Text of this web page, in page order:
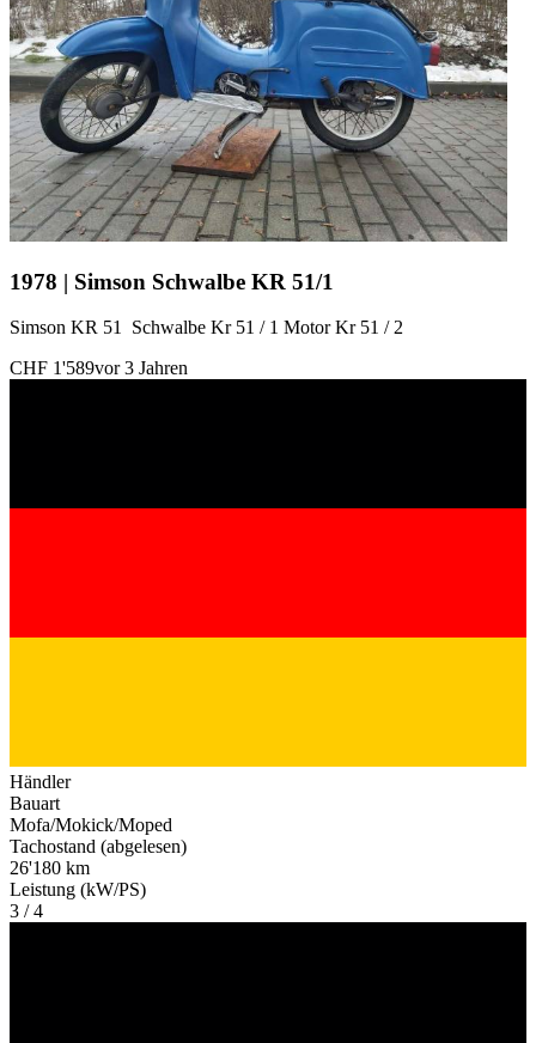
1978 | Simson Schwalbe KR 51/1
Simson KR 51 Schwalbe Kr 51 / 1 Motor Kr 51 / 2
CHF 1'589vor 3 Jahren
Händler
Bauart
Mofa/Mokick/Moped
Tachostand (abgelesen)
26'180 km
Leistung (kW/PS)
3 / 4